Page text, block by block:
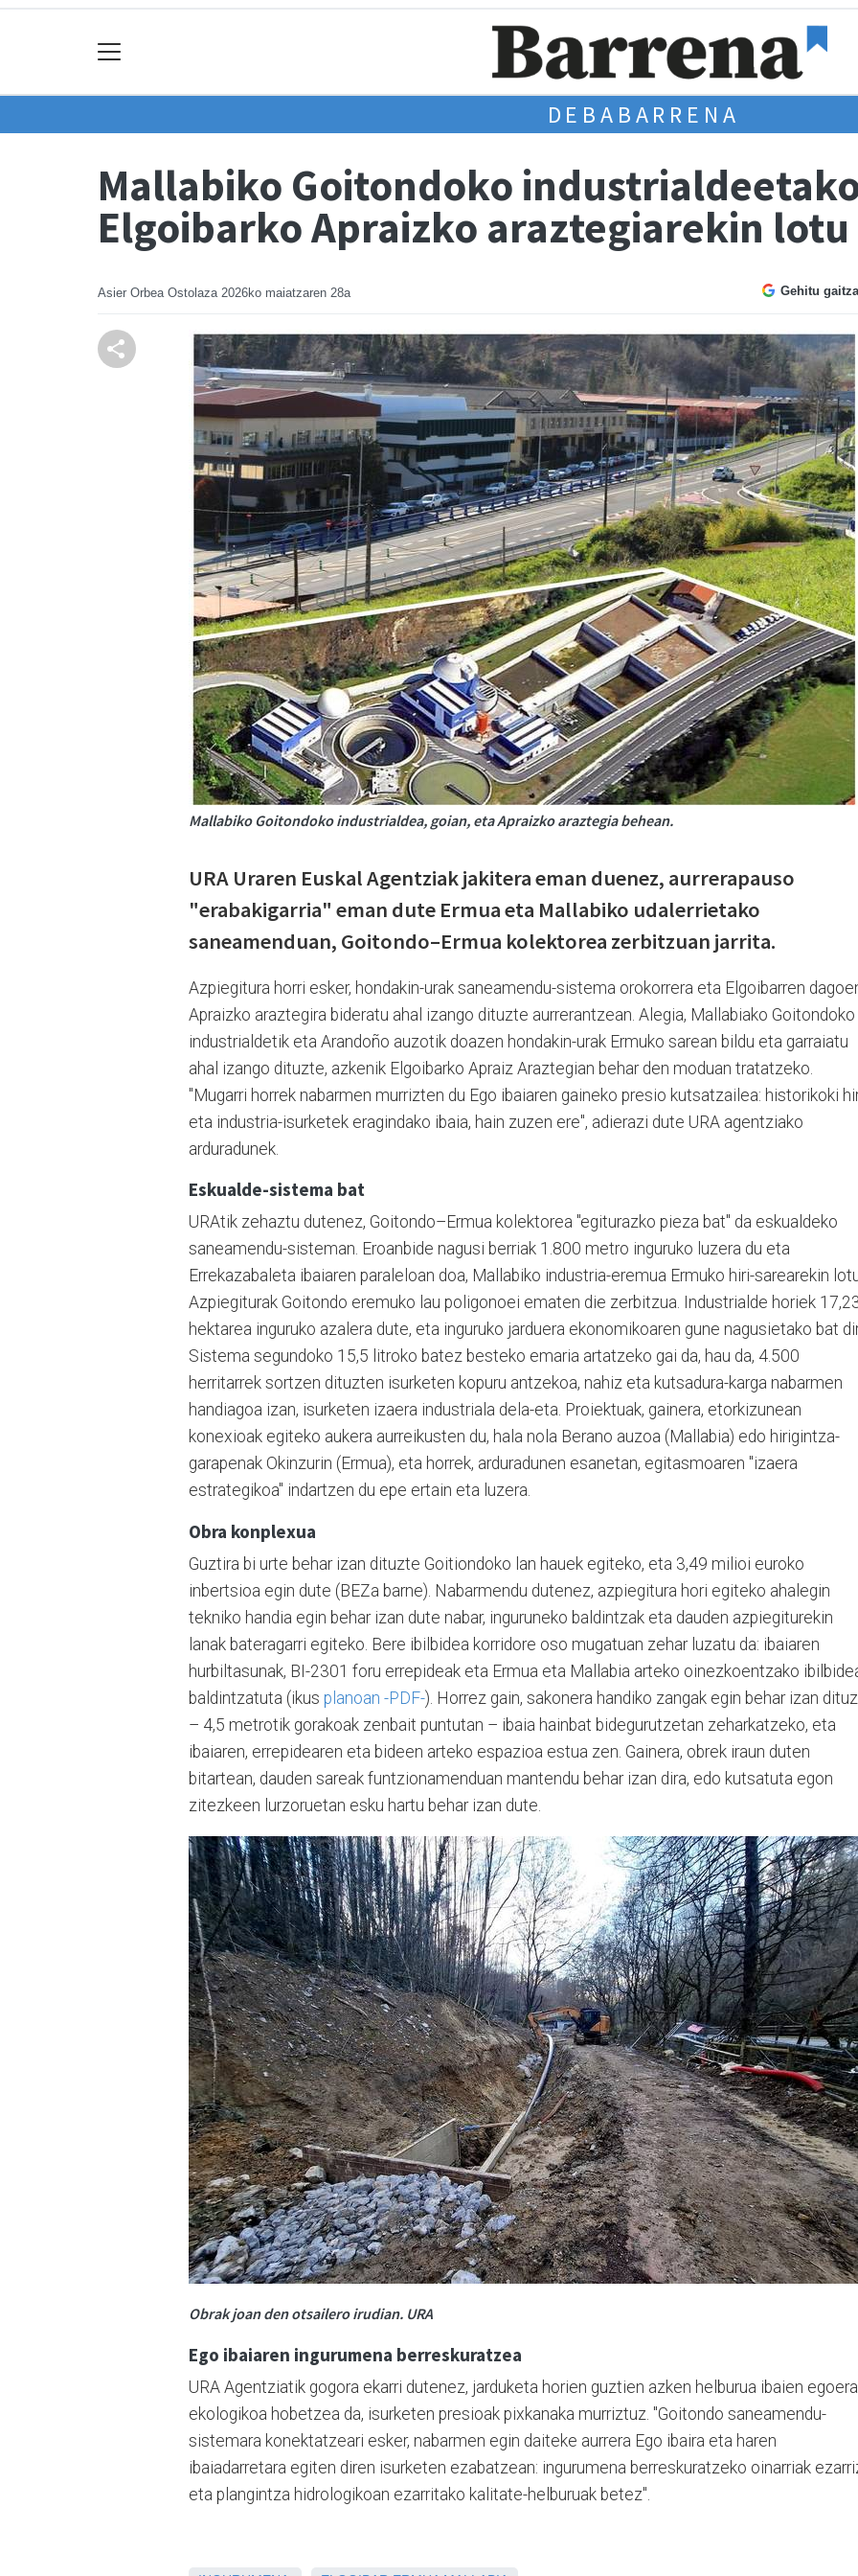
DEBABARRENA
Mallabiko Goitondoko
Elgoibarko Apraizko araztegiarekin
Asier Orbea Ostolaza 2026ko maiatzaren 28a Gehitu
Mallabiko Goitondoko industrialdea, goian, eta Apraizko araztegia behean.
URA Uraren Euskal Agentziak jakitera eman duenez, aurrerapauso
"erabakigarria" eman dute Ermua eta Mallabiko udalerrietako
saneamenduan, Goitondo–Ermua kolektorea zerbitzuan jarrita.
Azpiegitura horri esker, hondakin-urak saneamendu-sistema orokorrera eta Elgoibarren
Apraizko araztegira bideratu ahal izango dituzte aurrerantzean. Alegia, Mallabiako Goitondoko
industrialdetik eta Arandoño auzotik doazen hondakin-urak Ermuko sarean bildu eta garraiatu
ahal izango dituzte, azkenik Elgoibarko Apraiz Araztegian behar den moduan tratatzeko.
"Mugarri horrek nabarmen murrizten du Ego ibaiaren gaineko presio kutsatzailea: historikoki
eta industria-isurketek eragindako ibaia, hain zuzen ere", adierazi dute URA agentziako
arduradunek.
Eskualde-sistema bat
URAtik zehaztu dutenez, Goitondo–Ermua kolektorea "egiturazko pieza bat" da eskualdeko
saneamendu-sisteman. Eroanbide nagusi berriak 1.800 metro inguruko luzera du eta
Errekazabaleta ibaiaren paraleloan doa, Mallabiko industria-eremua Ermuko hiri-sarearekin
Azpiegiturak Goitondo eremuko lau poligonoei ematen die zerbitzua. Industrialde horiek
hektarea inguruko azalera dute, eta inguruko jarduera ekonomikoaren gune nagusietako bat
Sistema segundoko 15,5 litroko batez besteko emaria artatzeko gai da, hau da, 4.500
herritarrek sortzen dituzten isurketen kopuru antzekoa, nahiz eta kutsadura-karga nabarmen
handiagoa izan, isurketen izaera industriala dela-eta. Proiektuak, gainera, etorkizunean
konexioak egiteko aukera aurreikusten du, hala nola Berano auzoa (Mallabia) edo hirigintza-
garapenak Okinzurin (Ermua), eta horrek, arduradunen esanetan, egitasmoaren "izaera
estrategikoa" indartzen du epe ertain eta luzera.
Obra konplexua
Guztira bi urte behar izan dituzte Goitiondoko lan hauek egiteko, eta 3,49 milioi euroko
inbertsioa egin dute (BEZa barne). Nabarmendu dutenez, azpiegitura hori egiteko ahalegin
tekniko handia egin behar izan dute nabar, inguruneko baldintzak eta dauden azpiegiturekin
lanak bateragarri egiteko. Bere ibilbidea korridore oso mugatuan zehar luzatu da: ibaiaren
hurbiltasunak, BI-2301 foru errepideak eta Ermua eta Mallabia arteko oinezkoentzako
baldintzatuta (ikus planoan -PDF-). Horrez gain, sakonera handiko zangak egin behar izan
– 4,5 metrotik gorakoak zenbait puntutan – ibaia hainbat bidegurutzetan zeharkatzeko, eta
ibaiaren, errepidearen eta bideen arteko espazioa estua zen. Gainera, obrek iraun duten
bitartean, dauden sareak funtzionamenduan mantendu behar izan dira, edo kutsatuta egon
zitezkeen lurzoruetan esku hartu behar izan dute.
Obrak joan den otsailero irudian. URA
Ego ibaiaren ingurumena berreskuratzea
URA Agentziatik gogora ekarri dutenez, jarduketa horien guztien azken helburua ibaien egoera
ekologikoa hobetzea da, isurketen presioak pixkanaka murriztuz. "Goitondo saneamendu-
sistemara konektatzeari esker, nabarmen egin daiteke aurrera Ego ibaira eta haren
ibaiadarretara egiten diren isurketen ezabatzean: ingurumena berreskuratzeko oinarriak
eta plangintza hidrologikoan ezarritako kalitate-helburuak betez".